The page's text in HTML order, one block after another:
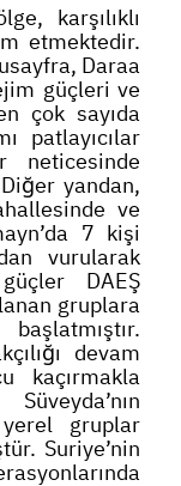
karşılıklı
etmektedir.
Daraa
güçleri ve
çok sayıda
patlayıcılar
neticesinde
yandan,
ve
7 kişi
vurularak
DAEŞ
gruplara
devam
kaçırmakla
gruplar
Suriye’nin